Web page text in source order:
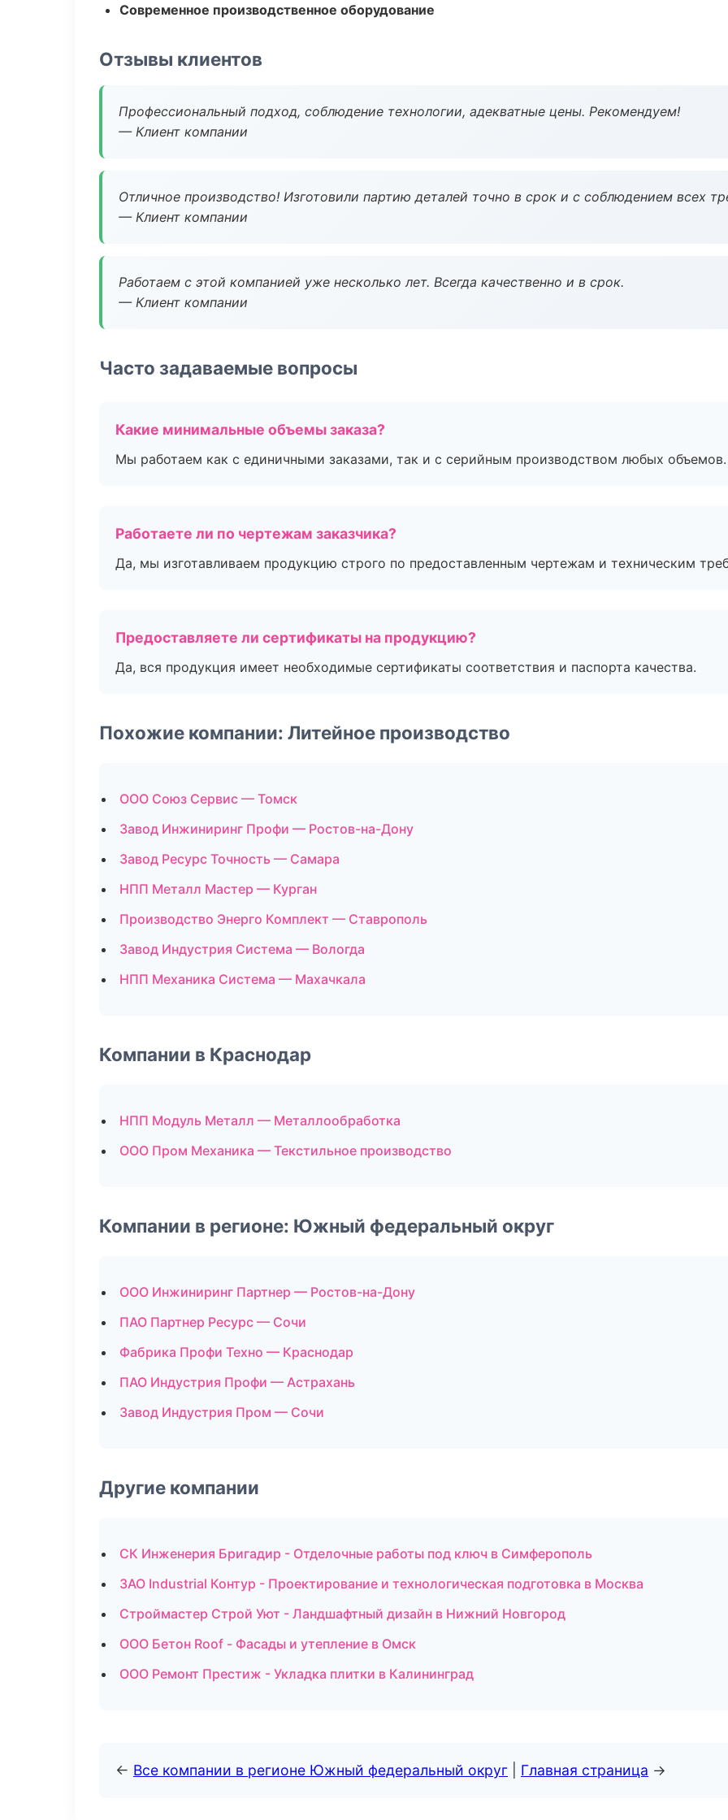
Современное производственное оборудование
Отзывы клиентов
Профессиональный подход, соблюдение технологии, адекватные цены. Рекомендуем!
— Клиент компании
Отличное производство! Изготовили партию деталей точно в срок и с соблюдением всех
— Клиент компании
Работаем с этой компанией уже несколько лет. Всегда качественно и в срок.
— Клиент компании
Часто задаваемые вопросы
Какие минимальные объемы заказа?
Мы работаем как с единичными заказами, так и с серийным производством любых объемов.
Работаете ли по чертежам заказчика?
Да, мы изготавливаем продукцию строго по предоставленным чертежам и техническим
Предоставляете ли сертификаты на продукцию?
Да, вся продукция имеет необходимые сертификаты соответствия и паспорта качества.
Похожие компании: Литейное производство
ООО Союз Сервис — Томск
Завод Инжиниринг Профи — Ростов-на-Дону
Завод Ресурс Точность — Самара
НПП Металл Мастер — Курган
Производство Энерго Комплект — Ставрополь
Завод Индустрия Система — Вологда
НПП Механика Система — Махачкала
Компании в Краснодар
НПП Модуль Металл — Металлообработка
ООО Пром Механика — Текстильное производство
Компании в регионе: Южный федеральный округ
ООО Инжиниринг Партнер — Ростов-на-Дону
ПАО Партнер Ресурс — Сочи
Фабрика Профи Техно — Краснодар
ПАО Индустрия Профи — Астрахань
Завод Индустрия Пром — Сочи
Другие компании
СК Инженерия Бригадир - Отделочные работы под ключ в Симферополь
ЗАО Industrial Контур - Проектирование и технологическая подготовка в Москва
Строймастер Строй Уют - Ландшафтный дизайн в Нижний Новгород
ООО Бетон Roof - Фасады и утепление в Омск
ООО Ремонт Престиж - Укладка плитки в Калининград
← Все компании в регионе Южный федеральный округ Главная страница →